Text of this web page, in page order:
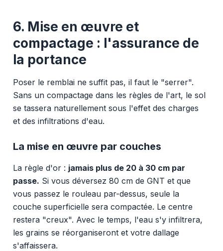
6. Mise en œuvre et
compactage : l'assurance de
la portance
Poser le remblai ne suffit pas, il faut le "serrer".
Sans un compactage dans les règles de l'art, le sol
se tassera naturellement sous l'effet des charges
et des infiltrations d'eau.
La mise en œuvre par couches
La règle d'or : jamais plus de 20 à 30 cm par
passe. Si vous déversez 80 cm de GNT et que
vous passez le rouleau par-dessus, seule la
couche superficielle sera compactée. Le centre
restera "creux". Avec le temps, l'eau s'y infiltrera,
les grains se réorganiseront et votre dallage
s'affaissera.